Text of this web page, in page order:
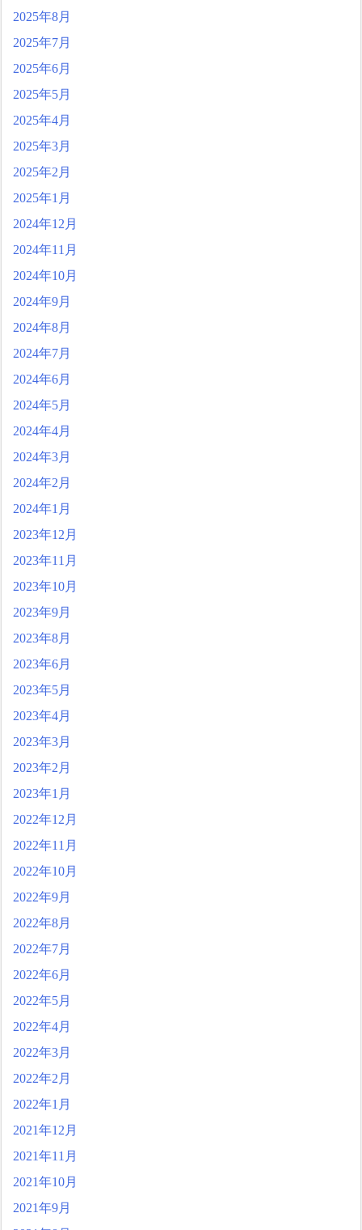
2025年8月
2025年7月
2025年6月
2025年5月
2025年4月
2025年3月
2025年2月
2025年1月
2024年12月
2024年11月
2024年10月
2024年9月
2024年8月
2024年7月
2024年6月
2024年5月
2024年4月
2024年3月
2024年2月
2024年1月
2023年12月
2023年11月
2023年10月
2023年9月
2023年8月
2023年6月
2023年5月
2023年4月
2023年3月
2023年2月
2023年1月
2022年12月
2022年11月
2022年10月
2022年9月
2022年8月
2022年7月
2022年6月
2022年5月
2022年4月
2022年3月
2022年2月
2022年1月
2021年12月
2021年11月
2021年10月
2021年9月